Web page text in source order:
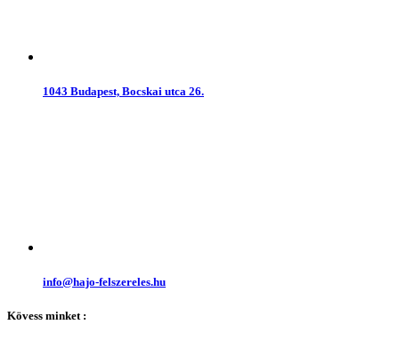
1043 Budapest, Bocskai utca 26.
info@hajo-felszereles.hu
Kövess minket :